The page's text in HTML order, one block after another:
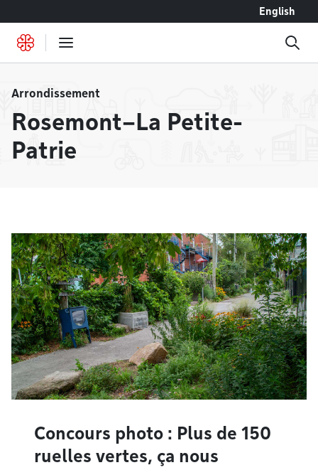
English
Arrondissement
Rosemont–La Petite-
Patrie
À la une
Concours photo : Plus de 150
ruelles vertes, ça nous